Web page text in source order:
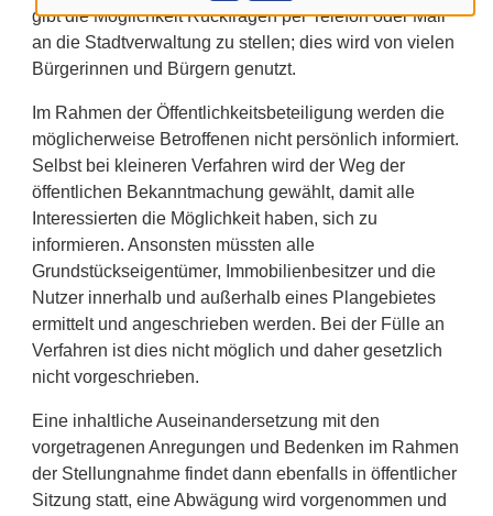
gibt die Möglichkeit Rückfragen per Telefon oder Mail
an die Stadtverwaltung zu stellen; dies wird von vielen
Bürgerinnen und Bürgern genutzt.
Im Rahmen der Öffentlichkeitsbeteiligung werden die
möglicherweise Betroffenen nicht persönlich informiert.
Selbst bei kleineren Verfahren wird der Weg der
öffentlichen Bekanntmachung gewählt, damit alle
Interessierten die Möglichkeit haben, sich zu
informieren. Ansonsten müssten alle
Grundstückseigentümer, Immobilienbesitzer und die
Nutzer innerhalb und außerhalb eines Plangebietes
ermittelt und angeschrieben werden. Bei der Fülle an
Verfahren ist dies nicht möglich und daher gesetzlich
nicht vorgeschrieben.
Eine inhaltliche Auseinandersetzung mit den
vorgetragenen Anregungen und Bedenken im Rahmen
der Stellungnahme findet dann ebenfalls in öffentlicher
Sitzung statt, eine Abwägung wird vorgenommen und